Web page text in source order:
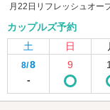
月22日リフレッシュオ
カップルズ予約
土
日
8/8
-
9